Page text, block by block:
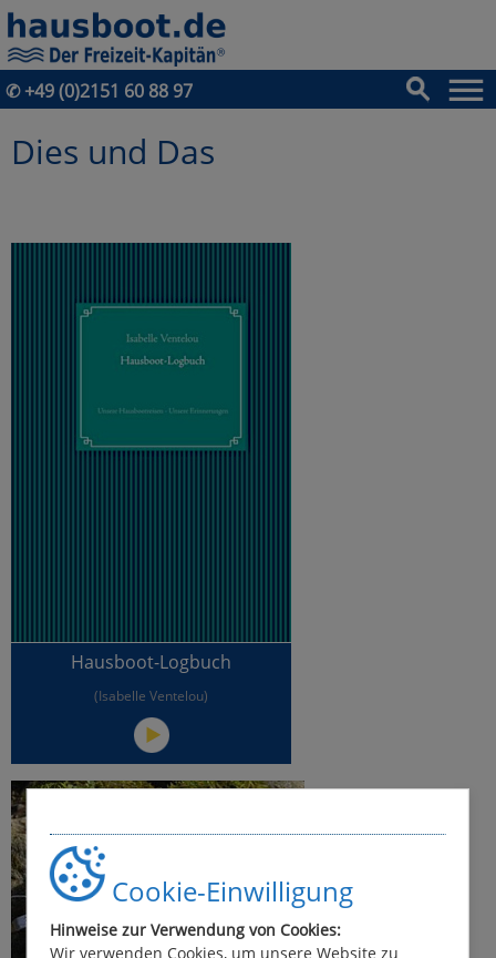
Cookie-Einwilligung
Hinweise zur Verwendung von Cookies:
Wir verwenden Cookies, um unsere Website zu
✆ +49 (0)2151 60 88 97
Dies und Das
Hausboot-Logbuch
(Isabelle Ventelou)